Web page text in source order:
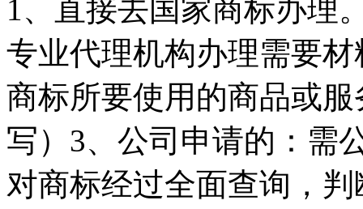
1、直接去国家商标办理
专业代理机构办理需要
商标所要使用的商品或
写）3、公司申请的：需
对商标经过全面查询，